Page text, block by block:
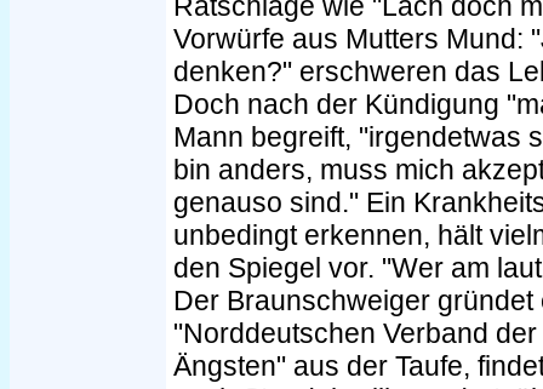
Vorwürfe aus Mutters Mund:
denken?" erschweren das
Doch nach der Kündigung
Mann begreift, "irgendetwas
bin anders, muss mich
genauso sind." Ein
unbedingt erkennen, hält
den Spiegel vor. "Wer am
Der Braunschweiger
"Norddeutschen Verband
Ängsten" aus der Taufe,